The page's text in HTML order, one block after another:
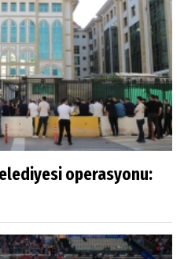
operasyonu: